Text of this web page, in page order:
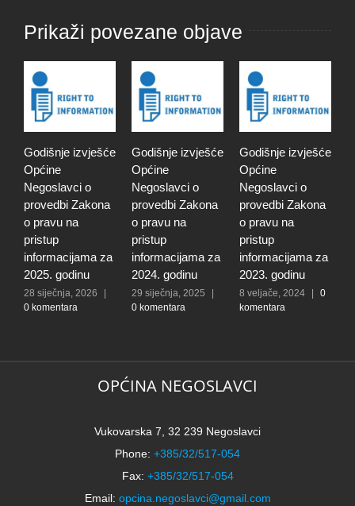
Prikaži povezane objave
Godišnje izvješće
Općine
Negoslavci o
provedbi Zakona
o pravu na
pristup
informacijama za
2025. godinu
28 siječnja, 2026
0 komentara
Godišnje izvješće
Općine
Negoslavci o
provedbi Zakona
o pravu na
pristup
informacijama za
2024. godinu
29 siječnja, 2025
0 komentara
Godišnje izvješće
Općine
Negoslavci o
provedbi Zakona
o pravu na
pristup
informacijama za
2023. godinu
8 veljače, 2024
0
komentara
OPĆINA NEGOSLAVCI
Vukovarska 7, 32 239 Negoslavci
Phone: +385/32/517-054
Fax: +385/32/517-054
Email: opcina.negoslavci@gmail.com